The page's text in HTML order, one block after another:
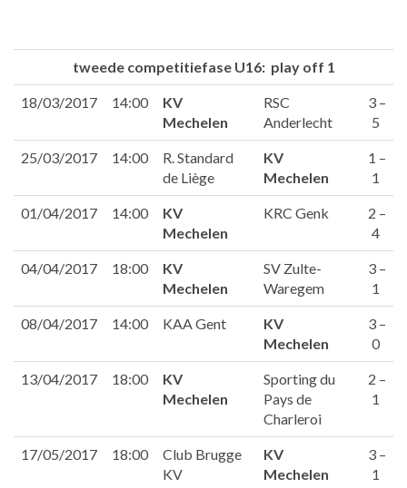
tweede competitiefase U16: play off 1
18/03/2017 14:00
KV
Mechelen
RSC
Anderlecht
3 –
5
25/03/2017 14:00
R. Standard
de Liège
KV
Mechelen
1 –
1
01/04/2017 14:00
KV
Mechelen
KRC Genk
2 –
4
04/04/2017 18:00
KV
Mechelen
SV Zulte-
Waregem
3 –
1
08/04/2017 14:00 KAA Gent
KV
Mechelen
3 –
0
13/04/2017 18:00
KV
Mechelen
Sporting du
Pays de
Charleroi
2 –
1
17/05/2017 18:00
Club Brugge
KV
KV
Mechelen
3 –
1